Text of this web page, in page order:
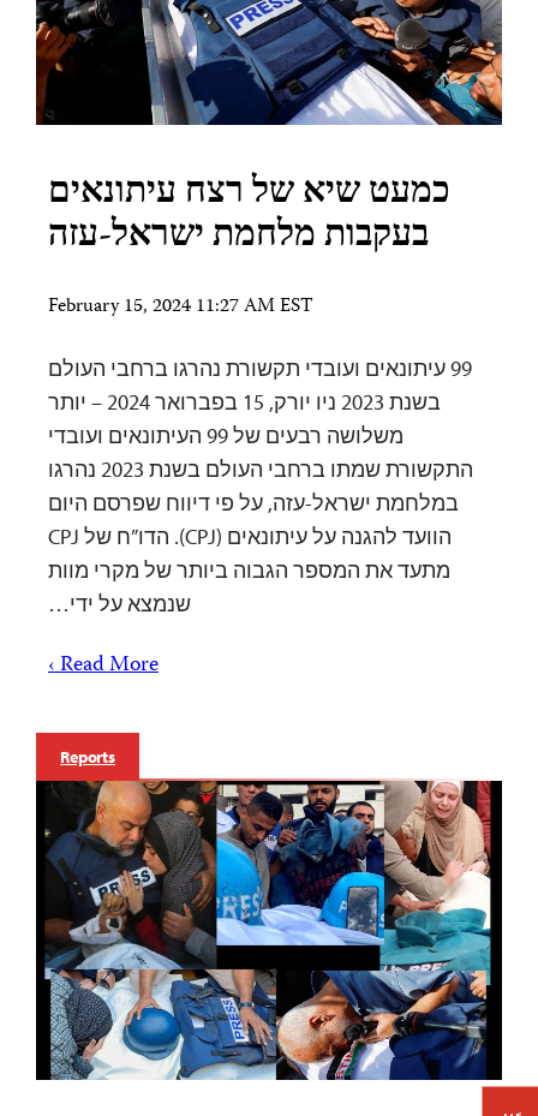
כמעט שיא של רצח עיתונאים
בעקבות מלחמת ישראל-עזה
February 15, 2024 11:27 AM EST
99 עיתונאים ועובדי תקשורת נהרגו ברחבי העולם
בשנת 2023 ניו יורק, 15 בפברואר 2024 – יותר
משלושה רבעים של 99 העיתונאים ועובדי
התקשורת שמתו ברחבי העולם בשנת 2023 נהרגו
במלחמת ישראל-עזה, על פי דיווח שפרסם היום
הוועד להגנה על עיתונאים (CPJ). הדו”ח של CPJ
מתעד את המספר הגבוה ביותר של מקרי מוות
שנמצא על ידי…
Read More ›
Reports